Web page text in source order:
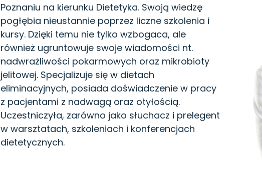
Poznaniu na kierunku Dietetyka. Swoją wiedzę
pogłębia nieustannie poprzez liczne szkolenia i
kursy. Dzięki temu nie tylko wzbogaca, ale
również ugruntowuje swoje wiadomości nt.
nadwrażliwości pokarmowych oraz mikrobioty
jelitowej. Specjalizuje się w dietach
eliminacyjnych, posiada doświadczenie w pracy
z pacjentami z nadwagą oraz otyłością.
Uczestniczyła, zarówno jako słuchacz i prelegent
w warsztatach, szkoleniach i konferencjach
dietetycznych.